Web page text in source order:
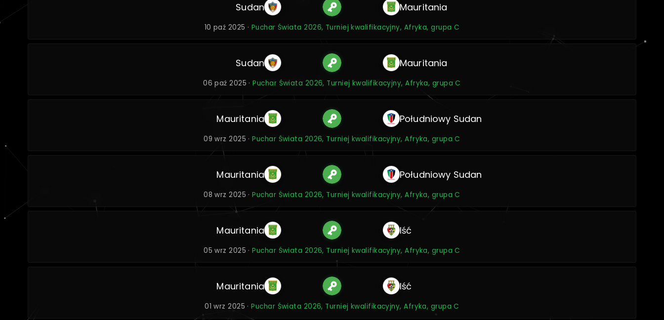
Sudan Mauritania
10 paź 2025 · Puchar Świata 2026, Turniej kwalifikacyjny, Afryka, grupa C
Sudan Mauritania
06 paź 2025 ·Puchar Świata 2026, Turniej kwalifikacyjny, Afryka, grupa C
Mauritania Południowy Sudan
09 wrz 2025 ·Puchar Świata 2026, Turniej kwalifikacyjny, Afryka, grupa C
Mauritania Południowy Sudan
08 wrz 2025 ·Puchar Świata 2026, Turniej kwalifikacyjny, Afryka, grupa C
Mauritania Iść
05 wrz 2025 ·Puchar Świata 2026, Turniej kwalifikacyjny, Afryka, grupa C
Mauritania Iść
01 wrz 2025 ·Puchar Świata 2026, Turniej kwalifikacyjny, Afryka, grupa C